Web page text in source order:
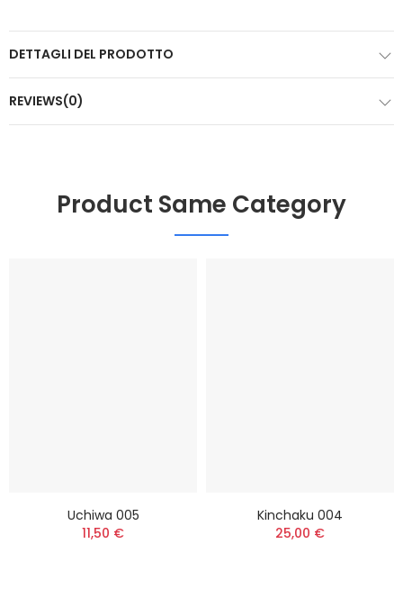
DETTAGLI DEL PRODOTTO
REVIEWS(0)
Product Same Category
Uchiwa 005
11,50 €
Kinchaku 004
25,00 €